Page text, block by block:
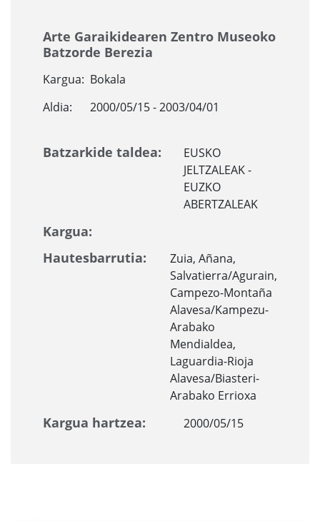
Arte Garaikidearen Zentro Museoko
Batzorde Berezia
Kargua: Bokala
Aldia:
2000/05/15 - 2003/04/01
Batzarkide taldea:
EUSKO
JELTZALEAK -
EUZKO
ABERTZALEAK
Kargua:
Hautesbarrutia:
Zuia, Añana,
Salvatierra/Agurain,
Campezo-Montaña
Alavesa/Kampezu-
Arabako
Mendialdea,
Laguardia-Rioja
Alavesa/Biasteri-
Arabako Errioxa
Kargua hartzea: 2000/05/15